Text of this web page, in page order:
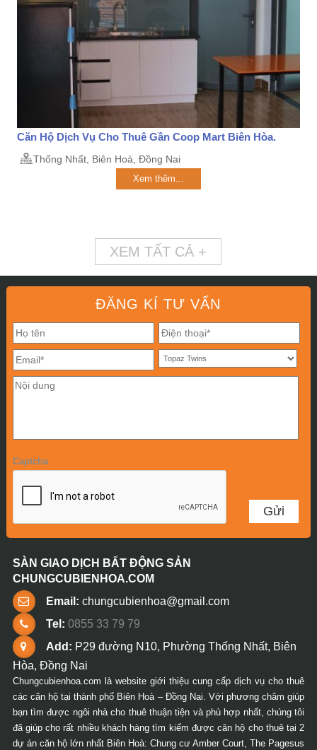
Căn Hộ Dịch Vụ Cho Thuê Gần Coop Mart Biên Hòa.
Thống Nhất, Biên Hoà, Đồng Nai
Xem thêm...
XEM TẤT CẢ +
ĐĂNG KÍ TƯ VẤN
Captcha
SÀN GIAO DỊCH BẤT ĐỘNG SẢN
CHUNGCUBIENHOA.COM
Email: chungcubienhoa@gmail.com
Tel: 0855 33 79 79
Add: P29 đường N10, Phường Thống Nhất, Biên
Hòa, Đồng Nai
Chungcubienhoa.com là website giới thiệu cung cấp dịch vụ cho thuê
các căn hộ tại thành phố Biên Hoà – Đồng Nai. Với phương châm giúp
bạn tìm được ngôi nhà cho thuê thuận tiện và phù hợp nhất, chúng tôi
đã giúp cho rất nhiều khách hàng tìm kiếm được căn hộ cho thuê tại 2
dự án căn hộ lớn nhất Biên Hoà: Chung cư Amber Court, The Pagesus